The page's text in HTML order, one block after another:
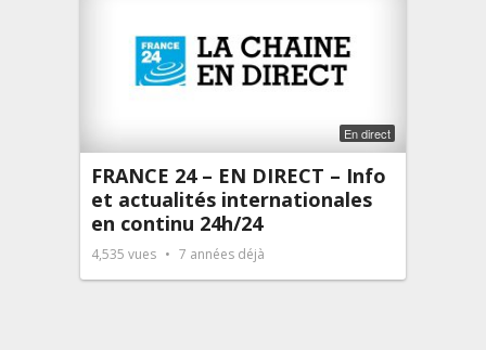
En direct
FRANCE 24 – EN DIRECT – Info
et actualités internationales
en continu 24h/24
4,535 vues 7 années déjà